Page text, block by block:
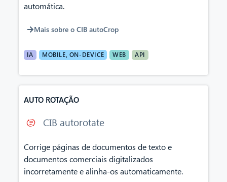
automática.
Mais sobre o CIB autoCrop
IA MOBILE, ON-DEVICE WEB API
AUTO ROTAÇÃO
CIB autorotate
Corrige páginas de documentos de texto e
documentos comerciais digitalizados
incorretamente e alinha-os automaticamente.